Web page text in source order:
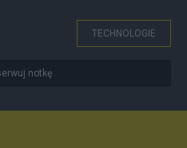
TECHNOLOGIE
notkę